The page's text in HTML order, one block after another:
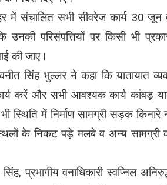
में संचालित सभी सीवरेज कार्य 30
उनकी परिसंपत्तियों पर किसी भी
की जाए।
सिंह भुल्लर ने कहा कि यातायात
करें और सभी आवश्यक कार्य कांवड़
स्थिति में निर्माण सामग्री सड़क
स्थलों के निकट पड़े मलबे व अन्य
वनाधिकारी स्वप्निल